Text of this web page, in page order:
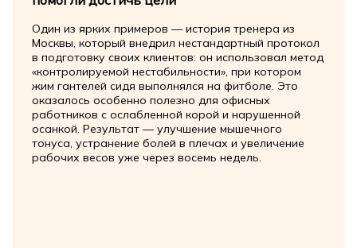
Один из ярких примеров — история тренера из
Москвы, который внедрил нестандартный протокол
в подготовку своих клиентов: он использовал метод
«контролируемой нестабильности», при котором
жим гантелей сидя выполнялся на фитболе. Это
оказалось особенно полезно для офисных
работников с ослабленной корой и нарушенной
осанкой. Результат — улучшение мышечного
тонуса, устранение болей в плечах и увеличение
рабочих весов уже через восемь недель.